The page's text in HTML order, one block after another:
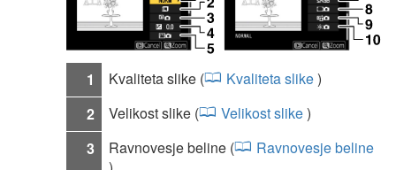
1 Kvaliteta slike ( Kvaliteta slike)
2
Velikost slike ( Velikost slike)
3
Ravnovesje beline (
Ravnovesje beline